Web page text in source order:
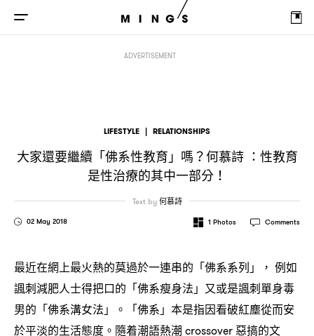
ADVERTISEMENT
LIFESTYLE | RELATIONSHIPS
大家還要繼續「佛系性教育」嗎？何慕詩： 性教育
是性治療的其中一部分 ！
02 May 2018
Text by 何慕詩
1 Photos Comments
最近在網上最火熱的莫過於一連串的「佛系系列」 ， 例如
諷刺減肥人士得把口的「佛系瘦身法」又或是諷刺單身毒
男的「佛系溝女法」。「佛系」本是指因看破紅塵從而安
於平淡的生活態度。隨着潮語熱潮 crossover 惡搞的文
大家還要繼續「佛系性教育」嗎 ？何慕詩： ！